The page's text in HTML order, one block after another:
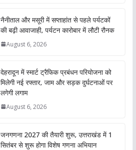
नैनीताल और मसूरी में सप्ताहांत से पहले पर्यटकों
की बढ़ी आवाजाही, पर्यटन कारोबार में लौटी रौनक
August 6, 2026
देहरादून में स्मार्ट ट्रैफिक प्रबंधन परियोजना को
मिलेगी नई रफ्तार, जाम और सड़क दुर्घटनाओं पर
लगेगी लगाम
August 6, 2026
जनगणना 2027 की तैयारी शुरू, उत्तराखंड में 1
सितंबर से शुरू होगा विशेष गणना अभियान